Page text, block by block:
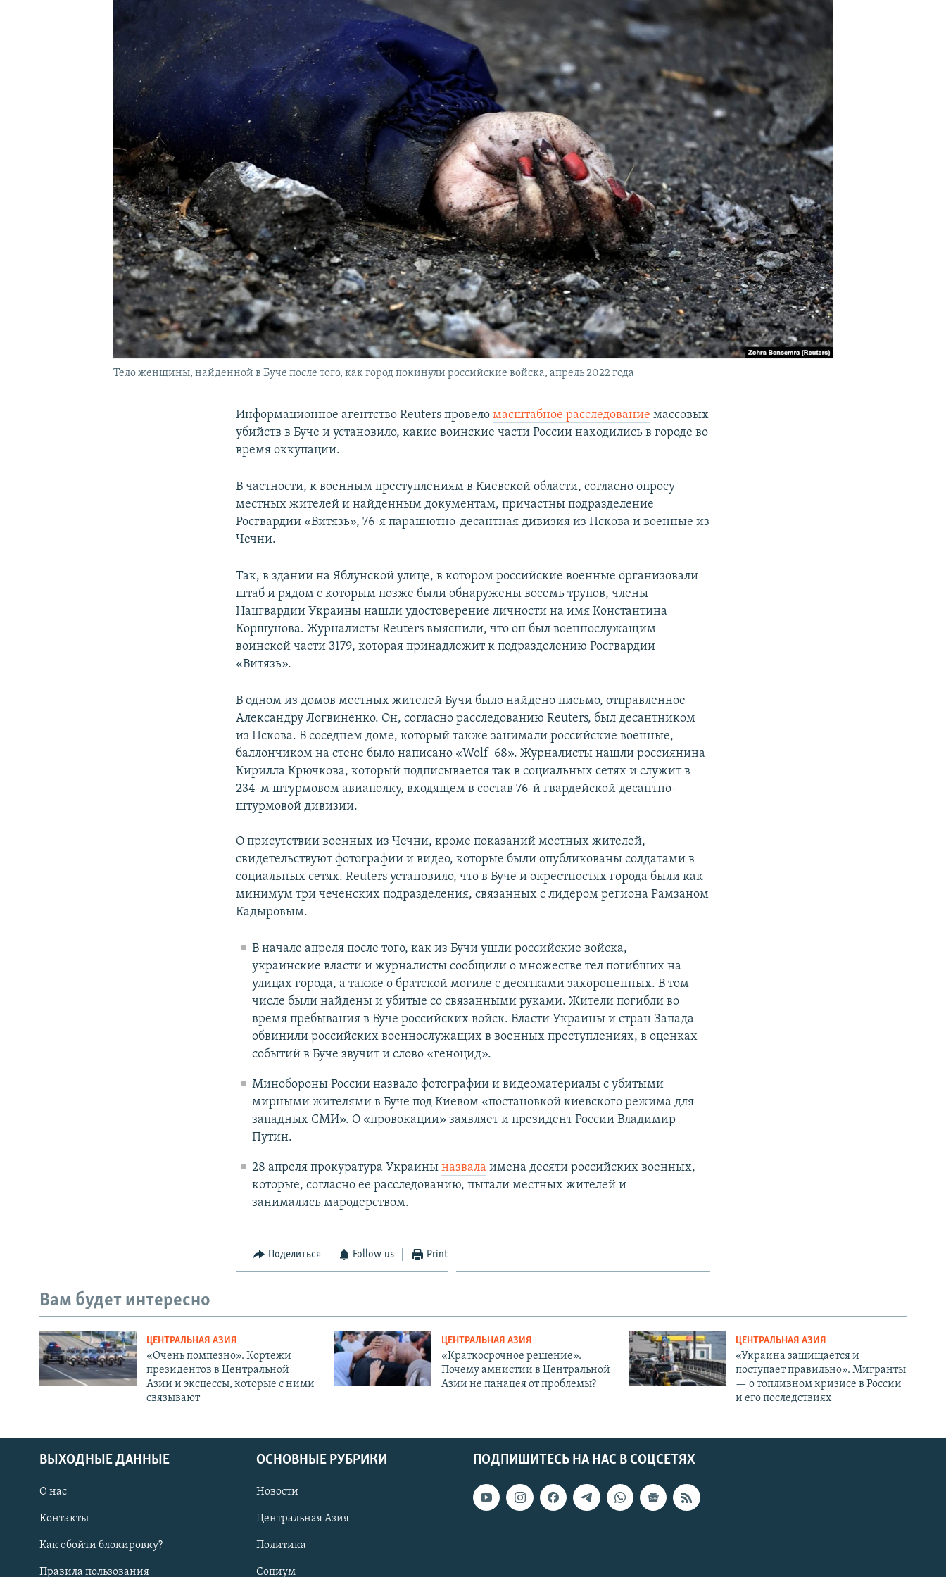
Тело женщины, найденной в Буче после того, как город покинули российские войска, апрель 2022 года
Информационное агентство Reuters провеломасштабное расследование массовых
убийств в Буче и установило, какие воинские части России находились в городе во
время оккупации.
В частности, к военным преступлениям в Киевской области, согласно опросу
местных жителей и найденным документам, причастны подразделение
Росгвардии «Витязь», 76-я парашютно-десантная дивизия из Пскова и военные из
Чечни.
Так, в здании на Яблунской улице, в котором российские военные организовали
штаб и рядом с которым позже были обнаружены восемь трупов, члены
Нацгвардии Украины нашли удостоверение личности на имя Константина
Коршунова. Журналисты Reuters выяснили, что он был военнослужащим
воинской части 3179, которая принадлежит к подразделению Росгвардии
«Витязь».
В одном из домов местных жителей Бучи было найдено письмо, отправленное
Александру Логвиненко. Он, согласно расследованию Reuters, был десантником
из Пскова. В соседнем доме, который также занимали российские военные,
баллончиком на стене было написано «Wolf_68». Журналисты нашли россиянина
Кирилла Крючкова, который подписывается так в социальных сетях и служит в
234-м штурмовом авиаполку, входящем в состав 76-й гвардейской десантно-
штурмовой дивизии.
О присутствии военных из Чечни, кроме показаний местных жителей,
свидетельствуют фотографии и видео, которые были опубликованы солдатами в
социальных сетях. Reuters установило, что в Буче и окрестностях города были как
минимум три чеченских подразделения, связанных с лидером региона Рамзаном
Кадыровым.
В начале апреля после того, как из Бучи ушли российские войска,
украинские власти и журналисты сообщили о множестве тел погибших на
улицах города, а также о братской могиле с десятками захороненных. В том
числе были найдены и убитые со связанными руками. Жители погибли во
время пребывания в Буче российских войск. Власти Украины и стран Запада
обвинили российских военнослужащих в военных преступлениях, в оценках
событий в Буче звучит и слово «геноцид».
Минобороны России назвало фотографии и видеоматериалы с убитыми
мирными жителями в Буче под Киевом «постановкой киевского режима для
западных СМИ». О «провокации» заявляет и президент России Владимир
Путин.
28 апреля прокуратура Украины назвала имена десяти российских военных,
которые, согласно ее расследованию, пытали местных жителей и
занимались мародерством.
Поделиться Follow us Print
Вам будет интересно
ЦЕНТРАЛЬНАЯ АЗИЯ
«Очень помпезно». Кортежи
президентов в Центральной
Азии и эксцессы, которые с ними
связывают
ЦЕНТРАЛЬНАЯ АЗИЯ
«Краткосрочное решение».
Почему амнистии в Центральной
Азии не панацея от проблемы?
ЦЕНТРАЛЬНАЯ АЗИЯ
«Украина защищается и
поступает правильно». Мигранты
— о топливном кризисе в России
и его последствиях
ПОДПИШИТЕСЬ НА НАС В СОЦСЕТЯХ
ВЫХОДНЫЕ ДАННЫЕ
О нас
Контакты
Как обойти блокировку?
Правила пользования
ОСНОВНЫЕ РУБРИКИ
Новости
Центральная Азия
Политика
Социум